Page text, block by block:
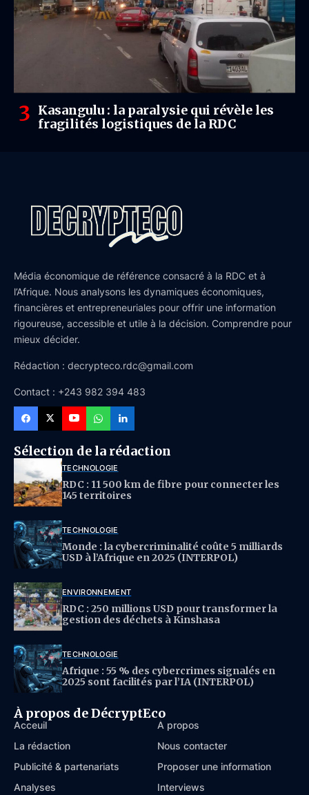
Kasangulu : la paralysie qui révèle les
fragilités logistiques de la RDC
Média économique de référence consacré à la RDC et à
l’Afrique. Nous analysons les dynamiques économiques,
financières et entrepreneuriales pour offrir une information
rigoureuse, accessible et utile à la décision. Comprendre pour
mieux décider.
Rédaction : decrypteco.rdc@gmail.com
Contact : +243 982 394 483
Sélection de la rédaction
TECHNOLOGIE
RDC : 11 500 km de fibre pour connecter les
145 territoires
TECHNOLOGIE
Monde : la cybercriminalité coûte 5 milliards
USD à l’Afrique en 2025 (INTERPOL)
ENVIRONNEMENT
RDC : 250 millions USD pour transformer la
gestion des déchets à Kinshasa
TECHNOLOGIE
Afrique : 55 % des cybercrimes signalés en
2025 sont facilités par l’IA (INTERPOL)
À propos de DécryptEco
Acceuil
À propos
La rédaction
Nous contacter
Publicité & partenariats
Proposer une information
Analyses
Interviews